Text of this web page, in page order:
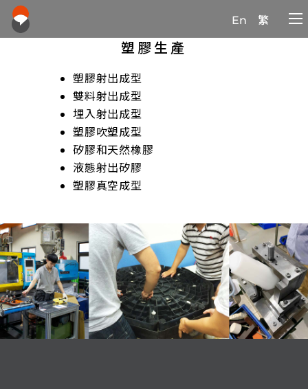
En 繁
塑膠生產
塑膠射出成型
雙料射出成型
埋入射出成型
塑膠吹塑成型
矽膠和天然橡膠
液態射出矽膠
塑膠真空成型